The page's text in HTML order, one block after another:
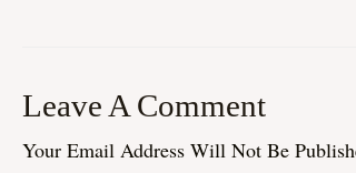
Leave A Comment
Your Email Address Will Not Be